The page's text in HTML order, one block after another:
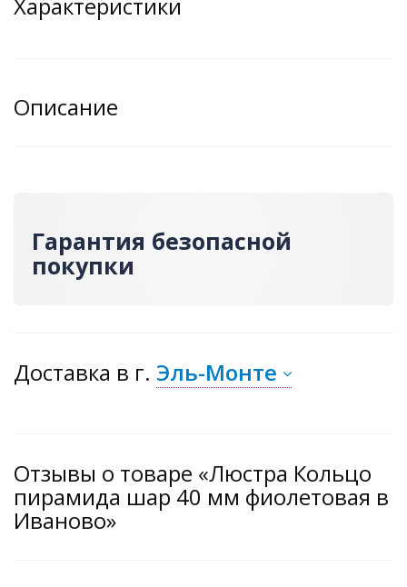
Описание
Гарантия безопасной
покупки
Доставка в г. Эль-Монте
Отзывы о товаре «Люстра Кольцо
пирамида шар 40 мм фиолетовая в
Иваново»